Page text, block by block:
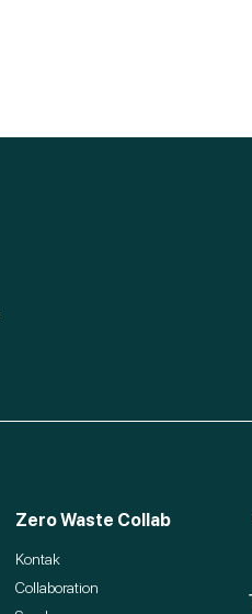
Zero Waste Collab
Kontak
Collaboration